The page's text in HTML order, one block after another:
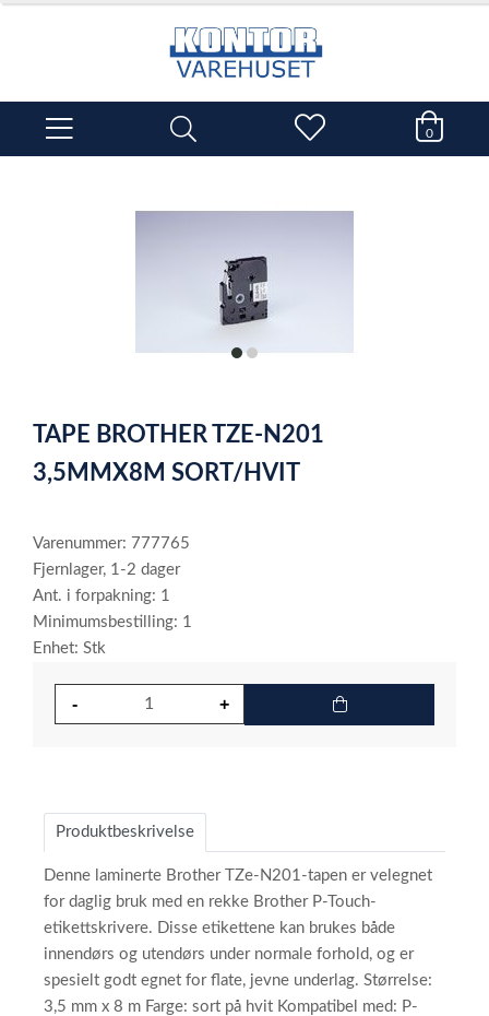
0
itemitem
of
2
TAPE BROTHER TZE-N201
3,5MMX8M SORT/HVIT
Varenummer: 777765
Fjernlager, 1-2 dager
Ant. i forpakning: 1
Minimumsbestilling: 1
Enhet: Stk
Produktbeskrivelse
Denne laminerte Brother TZe-N201-tapen er velegnet
for daglig bruk med en rekke Brother P-Touch-
etikettskrivere. Disse etikettene kan brukes både
innendørs og utendørs under normale forhold, og er
spesielt godt egnet for flate, jevne underlag. Størrelse:
3,5 mm x 8 m Farge: sort på hvit Kompatibel med: P-